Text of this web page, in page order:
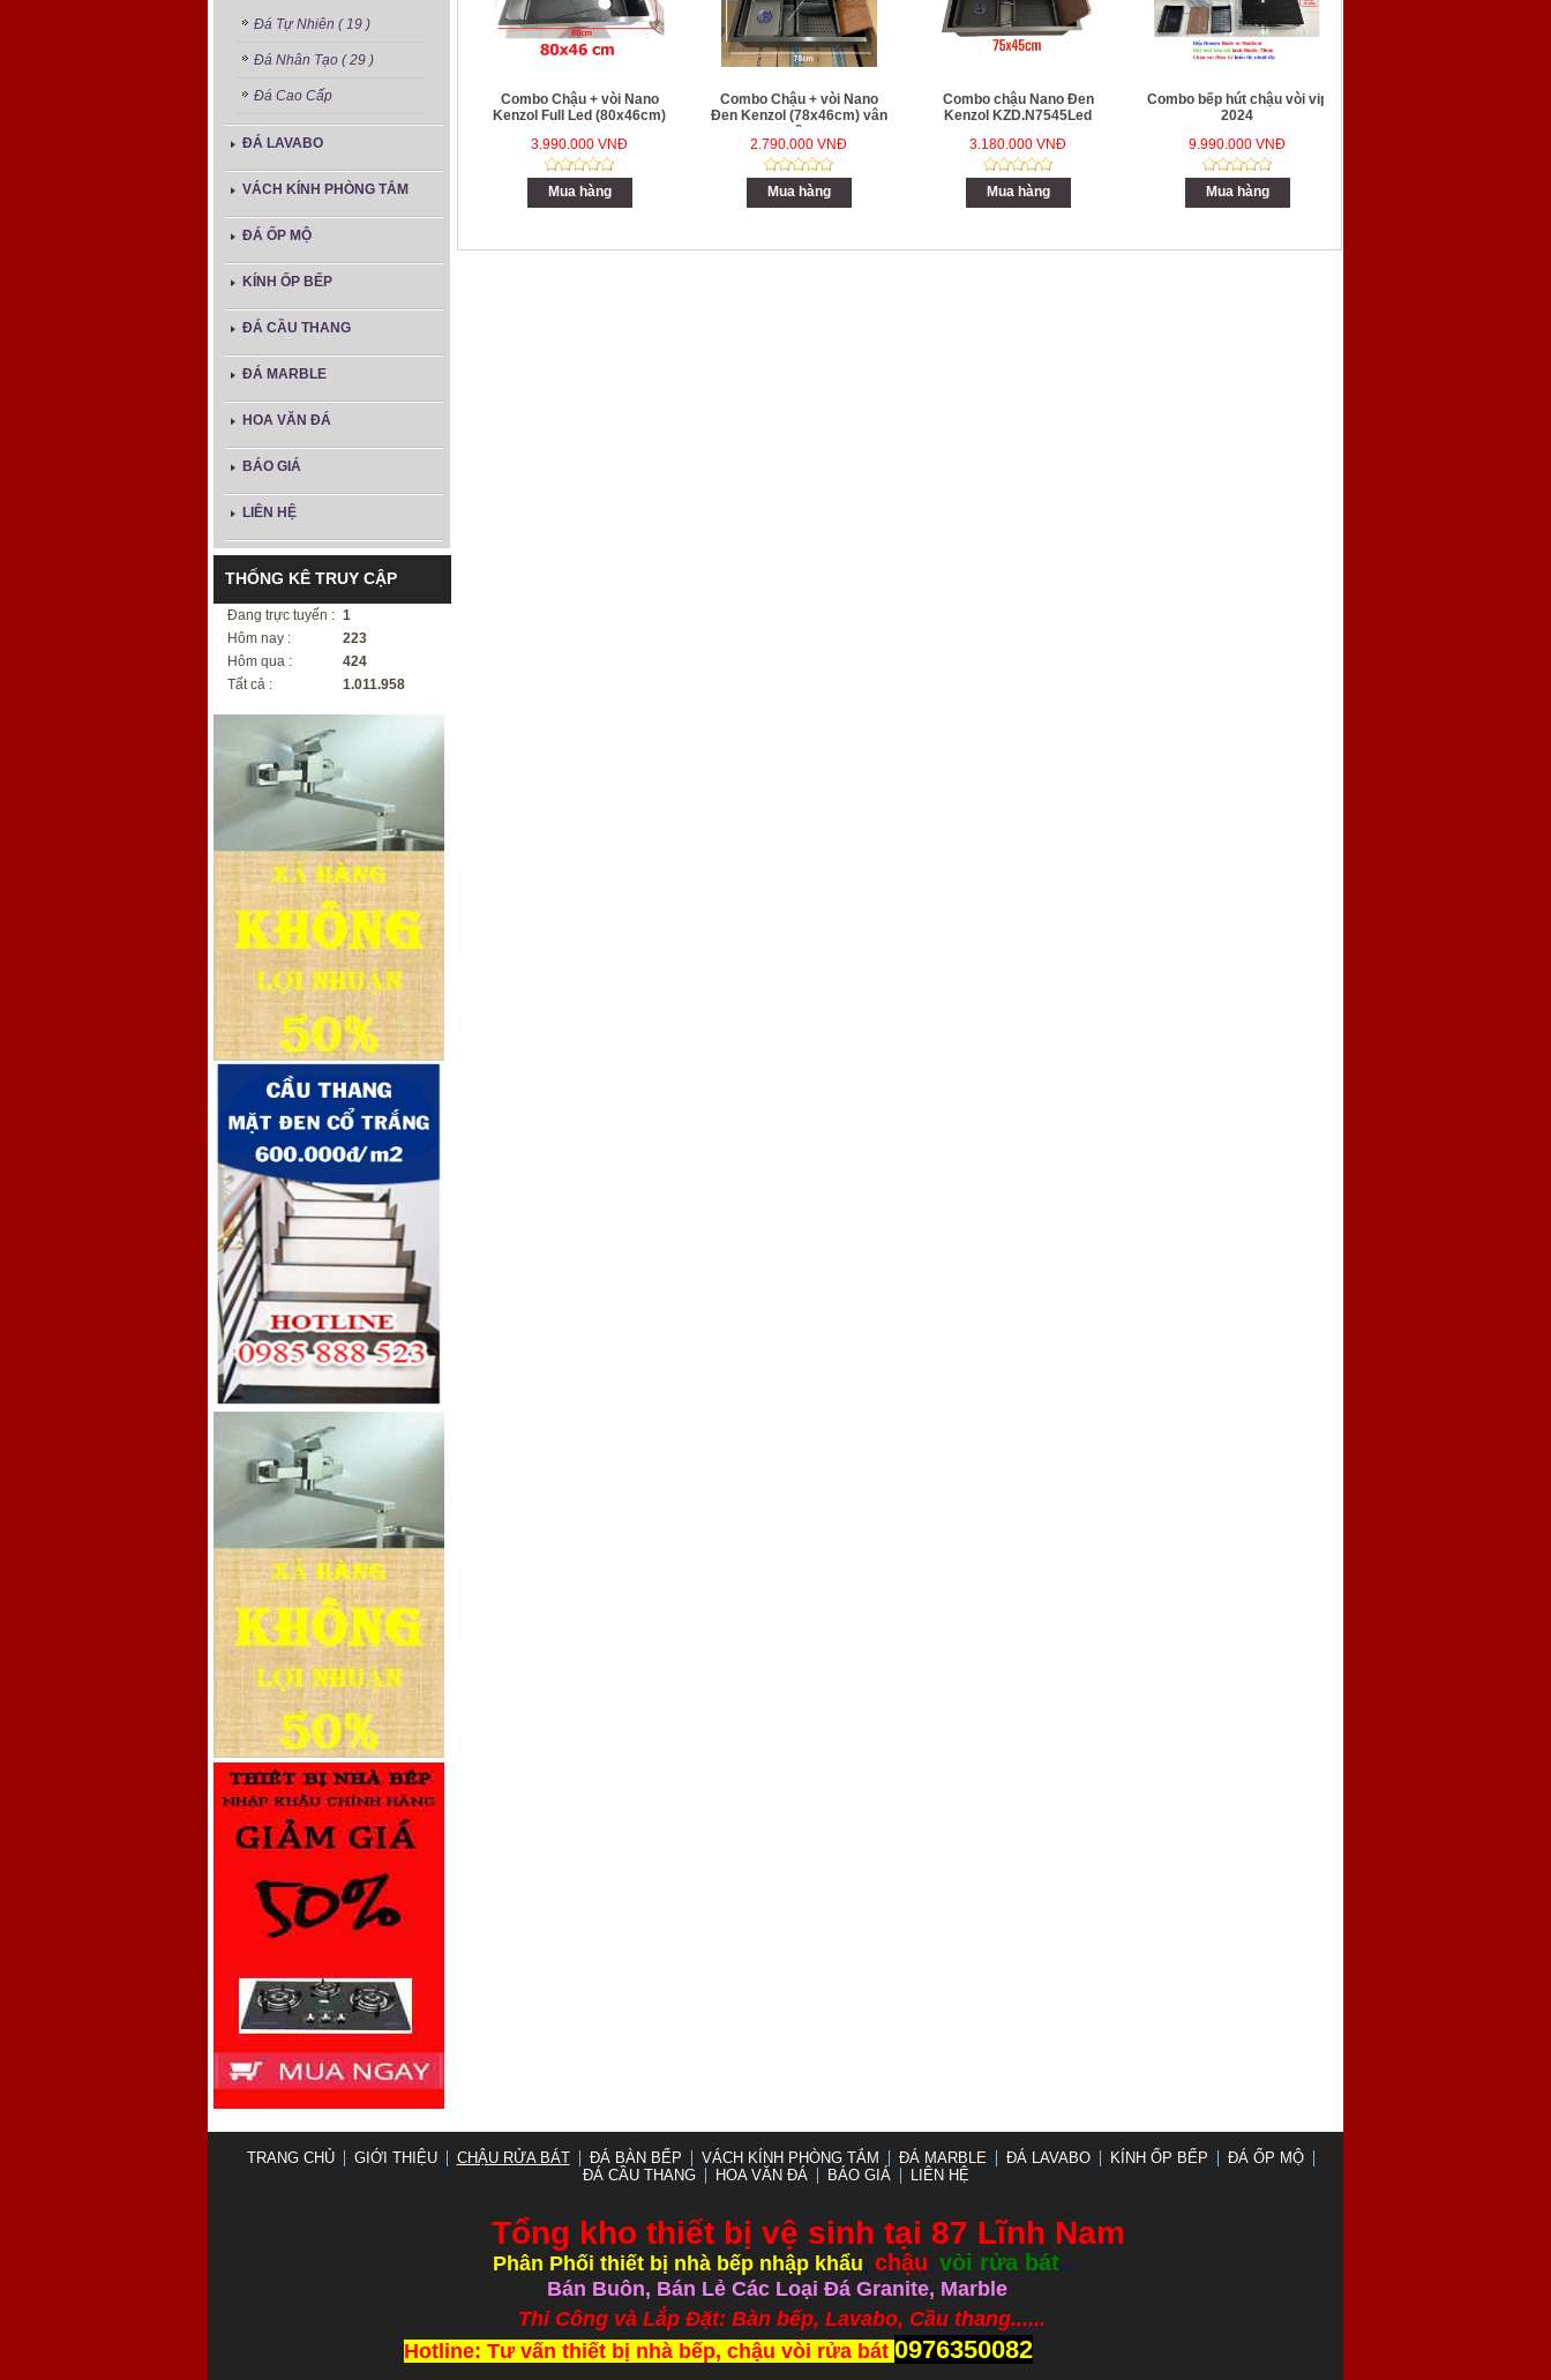
Đá Tự Nhiên ( 19 )
Đá Nhân Tạo ( 29 )
Đá Cao Cấp
ĐÁ LAVABO
VÁCH KÍNH PHÒNG TẮM
ĐÁ ỐP MỘ
KÍNH ỐP BẾP
ĐÁ CẦU THANG
ĐÁ MARBLE
HOA VĂN ĐÁ
BÁO GIÁ
LIÊN HỆ
THỐNG KÊ TRUY CẬP
Đang trực tuyến : 1
Hôm nay :
223
Hôm qua :
424
Tất cả :
1.011.958
Combo Chậu + vòi Nano
Kenzol Full Led (80x46cm)
3.990.000 VNĐ
Mua hàng
Combo Chậu + vòi Nano
Đen Kenzol (78x46cm) vân
sần
2.790.000 VNĐ
Mua hàng
Combo chậu Nano Đen
Kenzol KZD.N7545Led
3.180.000 VNĐ
Mua hàng
Combo bếp hút chậu vòi vip
2024
9.990.000 VNĐ
Mua hàng
TRANG CHỦ GIỚI THIỆU CHẬU RỬA BÁT ĐÁ BÀN BẾP VÁCH KÍNH PHÒNG TẮM ĐÁ MARBLE ĐÁ LAVABO KÍNH ỐP BẾP
ĐÁ ỐP MỘ
ĐÁ CẦU THANG
HOA VĂN ĐÁ BÁO GIÁ LIÊN HỆ
Tổng kho thiết bị vệ sinh tại 87 Lĩnh Nam
Phân Phối thiết bị nhà bếp nhập khẩu, chậu, vòi rửa bát...
Bán Buôn, Bán Lẻ Các Loại Đá Granite, Marble
Thi Công và Lắp Đặt: Bàn bếp, Lavabo, Cầu thang......
Hotline: Tư vấn thiết bị nhà bếp, chậu vòi rửa bát 0976350082